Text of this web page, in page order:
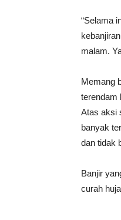
“Selama
malam.
Memang
terendam
Atas aksi
banyak
dan tidak
Banjir
curah